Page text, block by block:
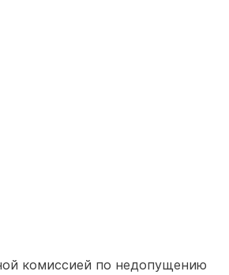
комиссией по недопущению